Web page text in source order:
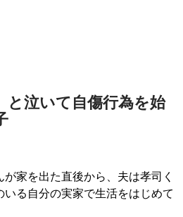
と泣いて自傷行為を始
家を出た直後から、夫は孝司く
いる自分の実家で生活をはじめて